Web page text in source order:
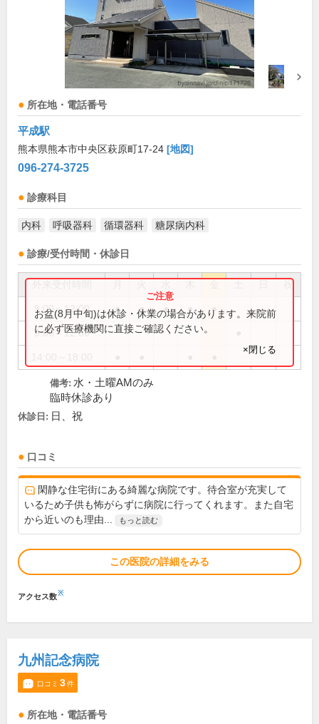
所在地・電話番号
平成駅
熊本県熊本市中央区萩原町17-24 [地図]
096-274-3725
診療科目
内科 呼吸器科 循環器科 糖尿病内科
診療/受付時間・休診日
祝
9:00～12:00 ● ● ● ● ●
9:00～12:30
お盆(8月中旬)は休診・休業の場合があります。来院前
に必ず医療機関に直接ご確認ください。
×閉じる
備考: 水・土曜AMのみ
臨時休診あり
休診日: 日、祝
口コミ
閑静な住宅街にある綺麗な病院です。待合室が充実して
いるため子供も怖がらずに病院に行ってくれます。また自宅
から近いのも理由...
もっと読む
この医院の詳細をみる
アクセス数※
九州記念病院
口コミ 3件
所在地・電話番号